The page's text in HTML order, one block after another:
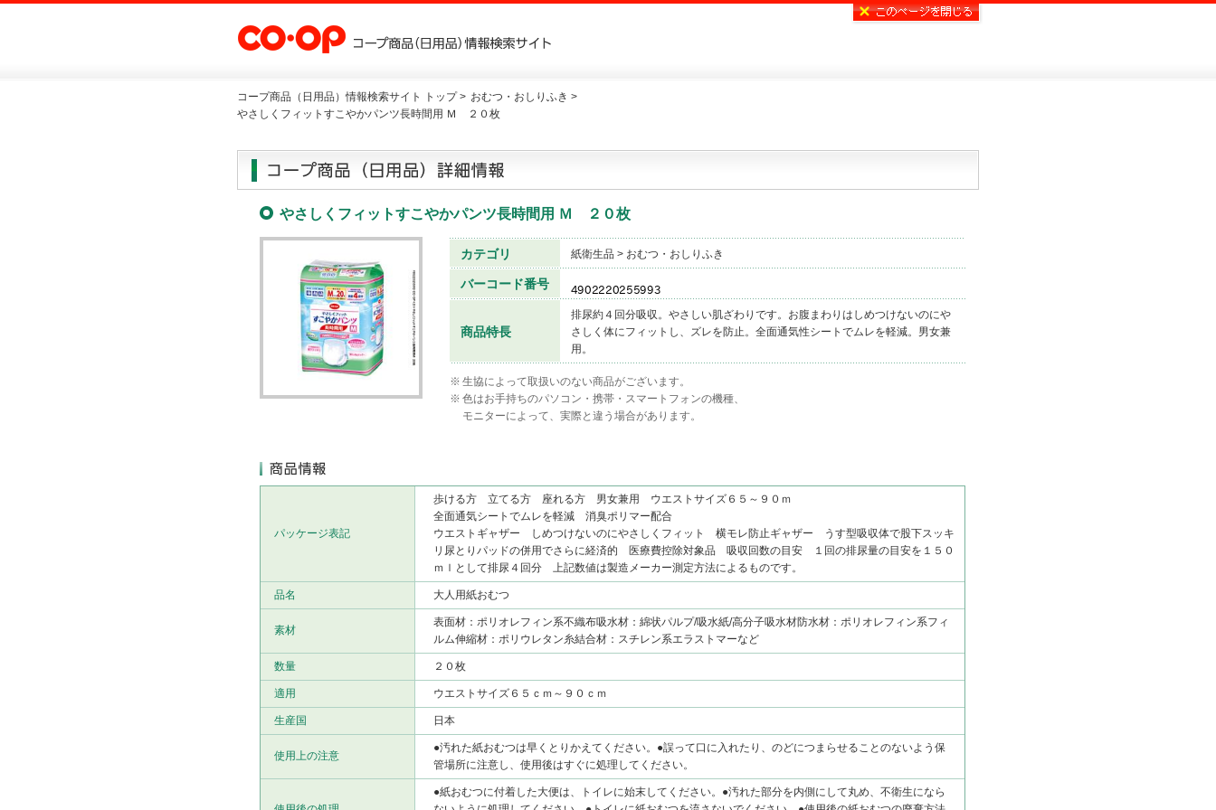
コープ商品（日用品）情報検索サイト トップ > おむつ・おしりふき >
やさしくフィットすこやかパンツ長時間用 Ｍ ２０枚
やさしくフィットすこやかパンツ長時間用 Ｍ ２０枚
カテゴリ 紙衛生品 > おむつ・おしりふき
バーコード番号
商品特長
排尿約４回分吸収。やさしい肌ざわりです。お腹まわりはしめつけないのにや
さしく体にフィットし、ズレを防止。全面通気性シートでムレを軽減。男女兼
用。
※ 生協によって取扱いのない商品がございます。
※ 色はお手持ちのパソコン・携帯・スマートフォンの機種、
モニターによって、実際と違う場合があります。
パッケージ表記
歩ける方 立てる方 座れる方 男女兼用 ウエストサイズ６５～９０ｍ
全面通気シートでムレを軽減 消臭ポリマー配合
ウエストギャザー しめつけないのにやさしくフィット 横モレ防止ギャザー うす型吸収体で股下スッキ
リ尿とりパッドの併用でさらに経済的 医療費控除対象品 吸収回数の目安 １回の排尿量の目安を１５０
ｍｌとして排尿４回分 上記数値は製造メーカー測定方法によるものです。
品名 大人用紙おむつ
素材
表面材：ポリオレフィン系不織布吸水材：綿状パルプ/吸水紙/高分子吸水材防水材：ポリオレフィン系フィ
ルム伸縮材：ポリウレタン糸結合材：スチレン系エラストマーなど
数量 ２０枚
適用 ウエストサイズ６５ｃｍ～９０ｃｍ
生産国 日本
使用上の注意
●汚れた紙おむつは早くとりかえてください。●誤って口に入れたり、のどにつまらせることのないよう保
管場所に注意し、使用後はすぐに処理してください。
●紙おむつに付着した大便は、トイレに始末してください。●汚れた部分を内側にして丸め、不衛生になら